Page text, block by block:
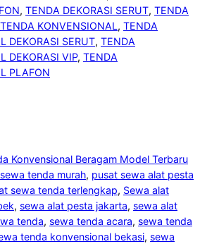
, TENDA DEKORASI SERUT, TENDA
TENDA KONVENSIONAL, TENDA
DEKORASI SERUT, TENDA
DEKORASI VIP, TENDA
PLAFON
Konvensional Beragam Model Terbaru
tenda murah, pusat sewa alat pesta
sewa tenda terlengkap, Sewa alat
, sewa alat pesta jakarta, sewa alat
tenda, sewa tenda acara, sewa tenda
tenda konvensional bekasi, sewa